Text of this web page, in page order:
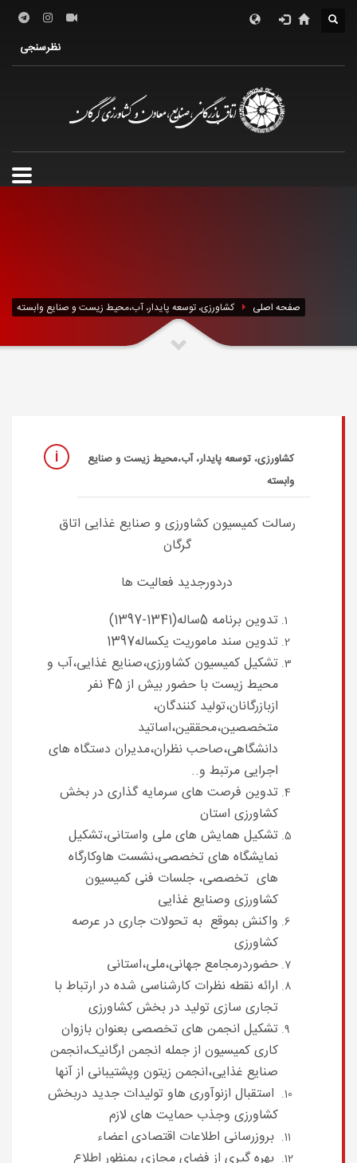
معرفی کمیسیون کشاورزی
نظرسنجی
کشاورزی، توسعه پایدار، آب،محیط زیست و صنایع وابسته صفحه اصلی
کشاورزی، توسعه پایدار، آب،محیط زیست و صنایع
وابسته
رسالت کمیسیون کشاورزی و صنایع غذایی اتاق
گرگان
دردورجدید فعالیت ها
تدوین برنامه 5ساله(1341-1397)
تدوین سند ماموریت یکساله1397
تشکیل کمیسیون کشاورزی،صنایع غذایی،آب و
محیط زیست با حضور بیش از 45 نفر
ازبازرگانان،تولید کنندگان،
متخصصین،محققین،اساتید
دانشگاهی،صاحب نظران،مدیران دستگاه های
اجرایی مرتبط و..
تدوین فرصت های سرمایه گذاری در بخش
کشاورزی استان
تشکیل همایش های ملی واستانی،تشکیل
نمایشگاه های تخصصی،نشست هاوکارگاه
های تخصصی، جلسات فنی کمیسیون
کشاورزی وصنایع غذایی
واکنش بموقع به تحولات جاری در عرصه
کشاورزی
حضوردرمجامع جهانی،ملی،استانی
ارائه نقطه نظرات کارشناسی شده در ارتباط با
تجاری سازی تولید در بخش کشاورزی
تشکیل انجمن های تخصصی بعنوان بازوان
کاری کمیسیون از جمله انجمن ارگانیک،انجمن
صنایع غذایی،انجمن زیتون وپشتیبانی از آنها
استقبال ازنوآوری هاو تولیدات جدید دربخش
کشاورزی وجذب حمایت های لازم
بروزرسانی اطلاعات اقتصادی اعضاء
بهره گیری از فضای مجازی بمنظور اطلاع